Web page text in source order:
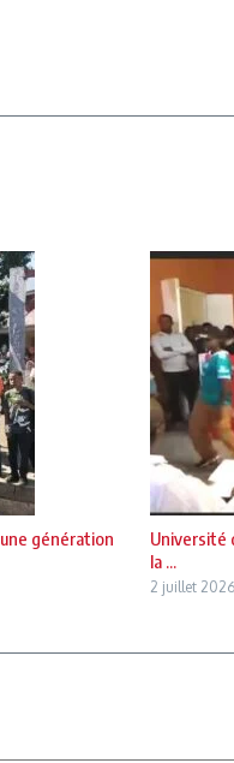
génération
Université
la ...
2 juillet 2026